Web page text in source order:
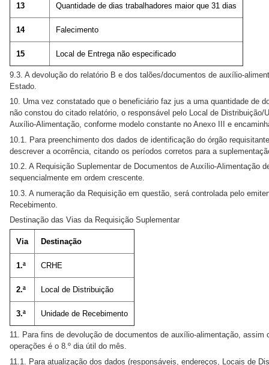
13 Quantidade de dias trabalhadores maior que 31 dias
14 Falecimento
15 Local de Entrega não especificado
9.3. A devolução do relatório B e dos talões/documentos de auxílio-
Estado.
10. Uma vez constatado que o beneficiário faz jus a uma quantidade de
não constou do citado relatório, o responsável pelo Local de
Auxílio-Alimentação, conforme modelo constante no Anexo III e
10.1. Para preenchimento dos dados de identificação do órgão
descrever a ocorrência, citando os períodos corretos para a
10.2. A Requisição Suplementar de Documentos de Auxílio-Alimentação
sequencialmente em ordem crescente.
10.3. A numeração da Requisição em questão, será controlada pelo
Recebimento.
Destinação das Vias da Requisição Suplementar
Via Destinação
1.ª CRHE
2.ª Local de Distribuição
3.ª Unidade de Recebimento
11. Para fins de devolução de documentos de auxílio-alimentação,
operações é o 8.º dia útil do mês.
11.1. Para atualização dos dados (responsáveis, endereços, Locais de